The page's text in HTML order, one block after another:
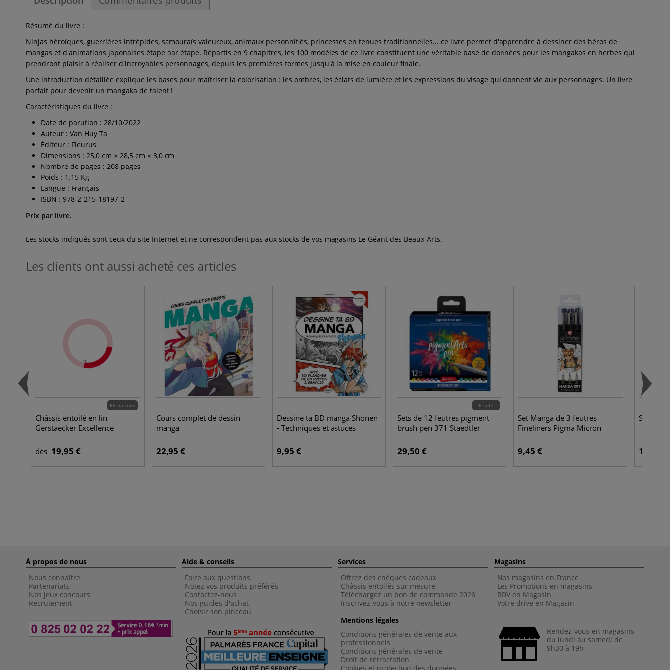
Résumé du livre :
Ninjas héroïques, guerrières intrépides, samouraïs valeureux, animaux personnifiés, princesses en tenues traditionnelles... ce livre permet d'apprendre à dessiner des héros de
mangas et d'animations japonaises étape par étape. Répartis en 9 chapitres, les 100 modèles de ce livre constituent une véritable base de données pour les mangakas en herbes qui
prendront plaisir à réaliser d'incroyables personnages, depuis les premières formes jusqu'à la mise en couleur finale.
Une introduction détaillée explique les bases pour maîtriser la colorisation : les ombres, les éclats de lumière et les expressions du visage qui donnent vie aux personnages. Un livre
parfait pour devenir un mangaka de talent !
Caractéristiques du livre :
Date de parution : 28/10/2022
Auteur : Van Huy Ta
Éditeur : Fleurus
Dimensions : 25,0 cm × 28,5 cm × 3,0 cm
Nombre de pages : 208 pages
Poids : 1.15 Kg
Langue : Français
ISBN : 978-2-215-18197-2
Prix par livre.
Les stocks indiqués sont ceux du site Internet et ne correspondent pas aux stocks de vos magasins Le Géant des Beaux-Arts.
Les clients ont aussi acheté ces articles
68 options
Châssis entoilé en lin
Gerstaecker Excellence
dès 19,95 €
Cours complet de dessin
manga
22,95 €
Dessine ta BD manga Shonen
- Techniques et astuces
9,95 €
6 sets
Sets de 12 feutres pigment
brush pen 371 Staedtler
29,50 €
Set Manga de 3 feutres
Fineliners Pigma Micron
9,45 €
Set
13,45 €
À propos de nous
Nous connaître
Partenariats
Nos jeux concours
Recrutement
Aide & conseils
Foire aux questions
Notez vos produits préférés
Contactez-nous
Nos guides d'achat
Choisir son pinceau
Services
Offrez des chèques cadeaux
Châssis entoilés sur mesure
Téléchargez un bon de commande 2026
Inscrivez-vous à notre newsletter
Mentions légales
Conditions générales de vente aux
professionnels
Conditions générales de vente
Droit de rétractation
Cookies et protection des données
Magasins
Nos magasins en France
Les Promotions en magasins
RDV en Magasin
Votre drive en Magasin
Rendez-vous en magasins
du lundi au samedi de
9h30 à 19h